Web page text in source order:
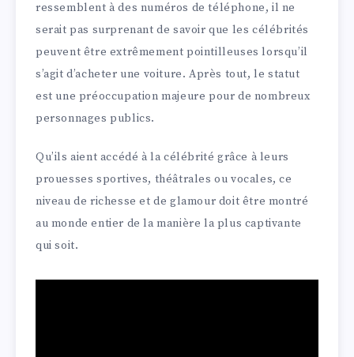
ressemblent à des numéros de téléphone, il ne
serait pas surprenant de savoir que les célébrités
peuvent être extrêmement pointilleuses lorsqu’il
s’agit d’acheter une voiture. Après tout, le statut
est une préoccupation majeure pour de nombreux
personnages publics.
Qu’ils aient accédé à la célébrité grâce à leurs
prouesses sportives, théâtrales ou vocales, ce
niveau de richesse et de glamour doit être montré
au monde entier de la manière la plus captivante
qui soit.